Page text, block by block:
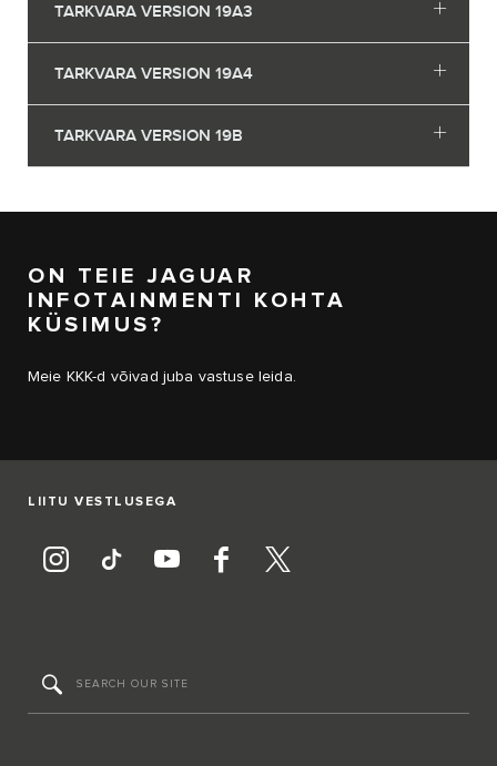
TARKVARA VERSION 19A3
TARKVARA VERSION 19A4
TARKVARA VERSION 19B
ON TEIE JAGUAR
INFOTAINMENTI KOHTA
KÜSIMUS?
Meie KKK-d võivad juba vastuse leida.
LIITU VESTLUSEGA